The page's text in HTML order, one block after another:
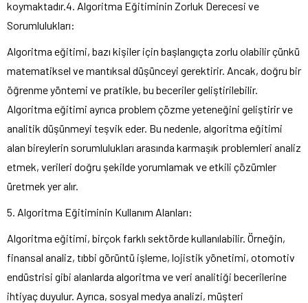
koymaktadır.4. Algoritma Eğitiminin Zorluk Derecesi ve
Sorumlulukları:
Algoritma eğitimi, bazı kişiler için başlangıçta zorlu olabilir çünkü
matematiksel ve mantıksal düşünceyi gerektirir. Ancak, doğru bir
öğrenme yöntemi ve pratikle, bu beceriler geliştirilebilir.
Algoritma eğitimi ayrıca problem çözme yeteneğini geliştirir ve
analitik düşünmeyi teşvik eder. Bu nedenle, algoritma eğitimi
alan bireylerin sorumlulukları arasında karmaşık problemleri analiz
etmek, verileri doğru şekilde yorumlamak ve etkili çözümler
üretmek yer alır.
5. Algoritma Eğitiminin Kullanım Alanları:
Algoritma eğitimi, birçok farklı sektörde kullanılabilir. Örneğin,
finansal analiz, tıbbi görüntü işleme, lojistik yönetimi, otomotiv
endüstrisi gibi alanlarda algoritma ve veri analitiği becerilerine
ihtiyaç duyulur. Ayrıca, sosyal medya analizi, müşteri